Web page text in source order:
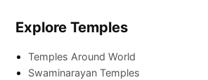
Explore Temples
Temples Around World
Swaminarayan Temples